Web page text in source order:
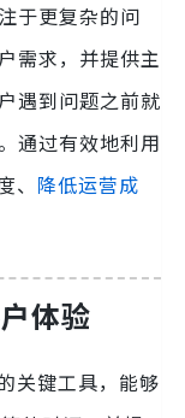
于更复杂的问
需求，并提供主
遇到问题之前就
通过有效地利用
降低运营成
体验
关键工具，能够